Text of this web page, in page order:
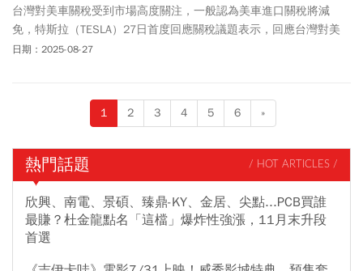
台灣對美車關稅受到市場高度關注，一般認為美車進口關稅將減
免，特斯拉（TESLA）27日首度回應關稅議題表示，回應台灣對美
關稅期待，即日起做出在台車價調整。即日起（27日）至9月30日期
日期：2025-08-27
1 2 3 4 5 6 »
熱門話題 / HOT ARTICLES /
欣興、南電、景碩、臻鼎-KY、金居、尖點...PCB買誰
最賺？杜金龍點名「這檔」爆炸性強漲，11月末升段
首選